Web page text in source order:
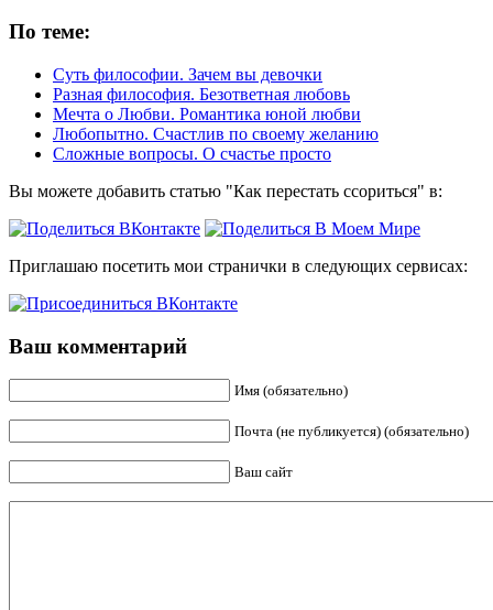
По теме:
Суть философии. Зачем вы девочки
Разная философия. Безответная любовь
Мечта о Любви. Романтика юной любви
Любопытно. Счастлив по своему желанию
Сложные вопросы. О счастье просто
Вы можете добавить статью "Как перестать ссориться" в:
Приглашаю посетить мои странички в следующих сервисах:
Ваш комментарий
Имя (обязательно)
Почта (не публикуется) (обязательно)
Ваш сайт